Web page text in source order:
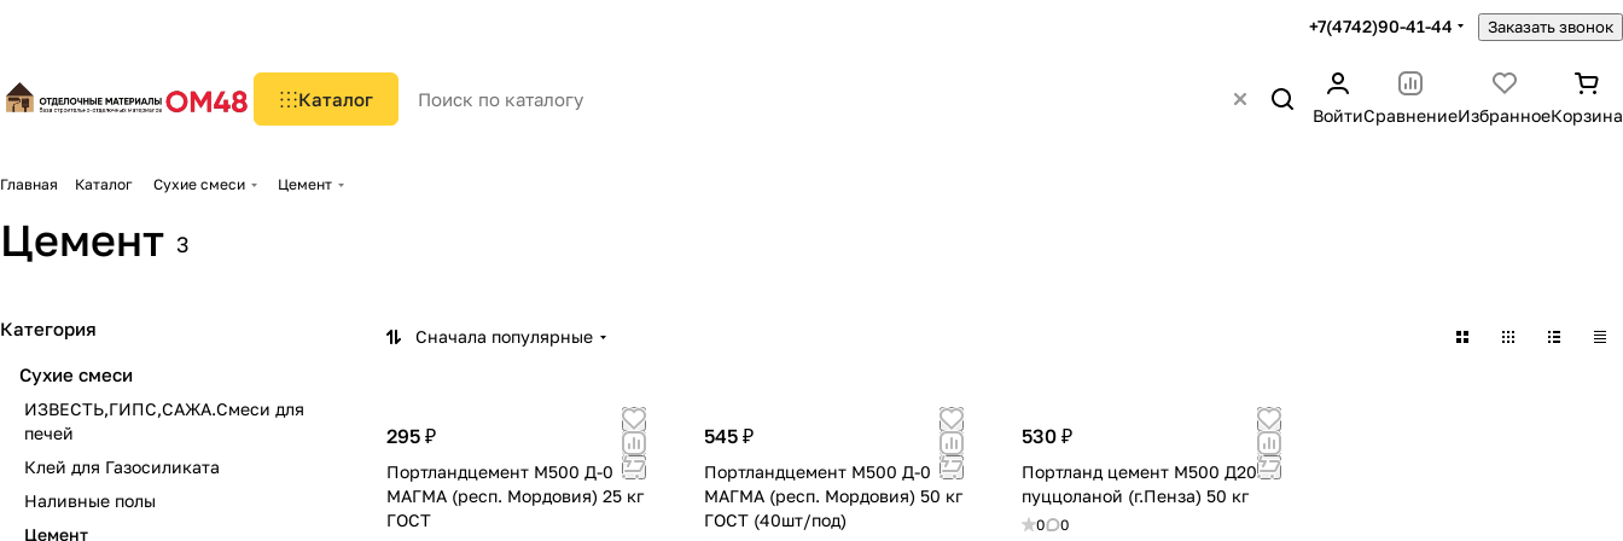
+7(4742)90-41-44 Заказать звонок
Каталог
ВойтиСравнениеИзбранноеКорзина
Главная Каталог Сухие смеси Цемент
Цемент 3
Сначала популярные
295 ₽
Портландцемент М500 Д-0
МАГМА (респ. Мордовия) 25 кг
ГОСТ
545 ₽
Портландцемент М500 Д-0
МАГМА (респ. Мордовия) 50 кг
ГОСТ (40шт/под)
530 ₽
Портланд цемент М500 Д20 с
пуццоланой (г.Пенза) 50 кг
0 0
Категория
Сухие смеси
ИЗВЕСТЬ,ГИПС,САЖА.Смеси для
печей
Клей для Газосиликата
Наливные полы
Цемент